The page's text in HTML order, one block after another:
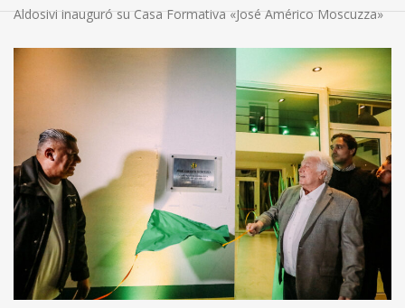
Aldosivi inauguró su Casa Formativa «José Américo Moscuzza»